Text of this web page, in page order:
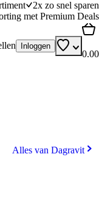
2x zo snel sparen
met Premium Deals
Inloggen
0.00
Alles van Dagravit